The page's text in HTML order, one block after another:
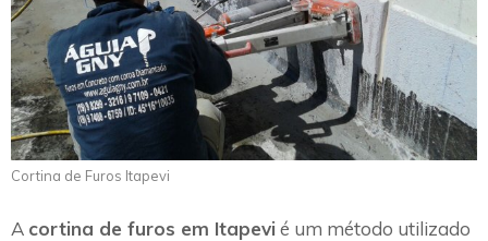
Cortina de Furos Itapevi
A cortina de furos em Itapevi é um método utilizado